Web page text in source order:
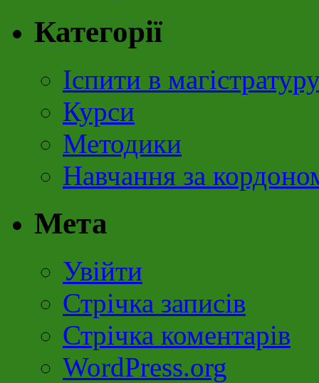
Категорії
Іспити в
Курси
Методики
Навчання за
Мета
Увійти
Стрічка записів
Стрічка коментарів
WordPress.org